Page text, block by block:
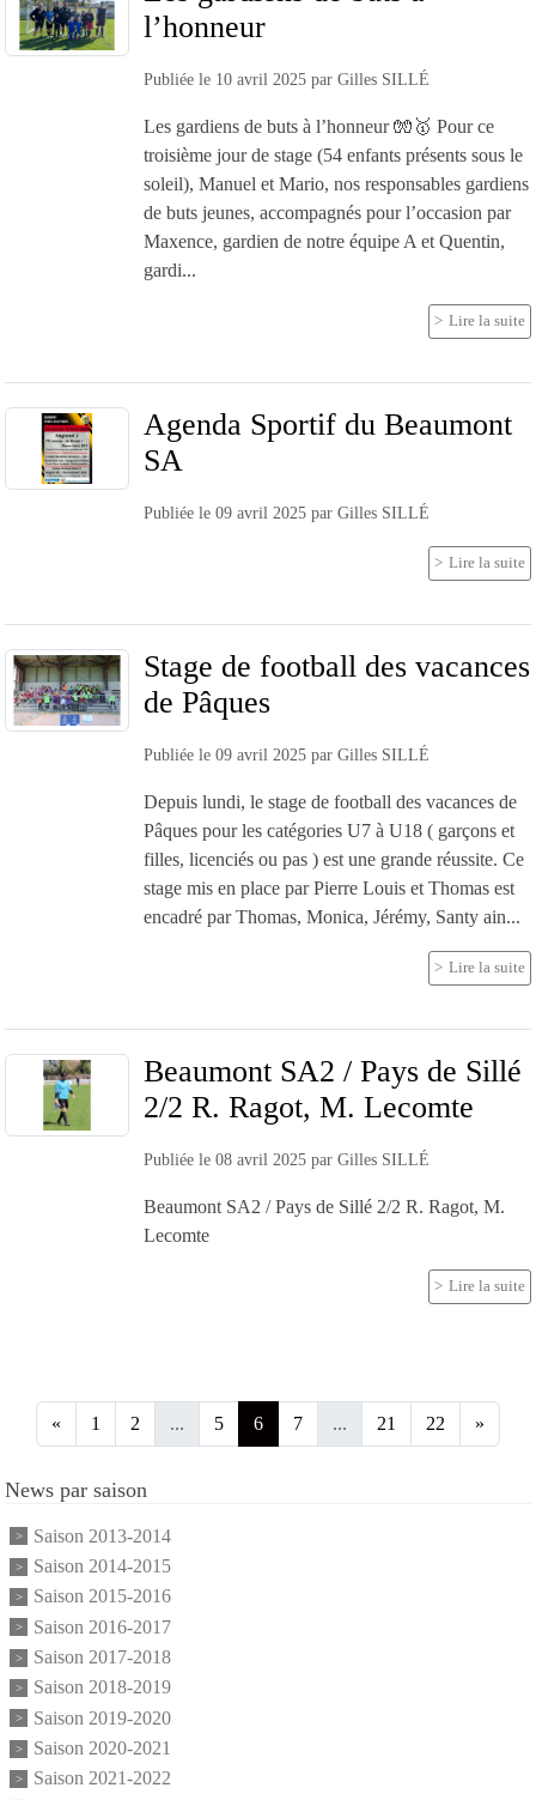
l’honneur
Publiée le 10 avril 2025 par Gilles SILLÉ
Les gardiens de buts à l’honneur 🧤🥇 Pour ce
troisième jour de stage (54 enfants présents sous le
soleil), Manuel et Mario, nos responsables gardiens
de buts jeunes, accompagnés pour l’occasion par
Maxence, gardien de notre équipe A et Quentin,
gardi...
Lire la suite
Agenda Sportif du Beaumont
SA
Publiée le 09 avril 2025 par Gilles SILLÉ
Lire la suite
Stage de football des vacances
de Pâques
Publiée le 09 avril 2025 par Gilles SILLÉ
Depuis lundi, le stage de football des vacances de
Pâques pour les catégories U7 à U18 ( garçons et
filles, licenciés ou pas ) est une grande réussite. Ce
stage mis en place par Pierre Louis et Thomas est
encadré par Thomas, Monica, Jérémy, Santy ain...
Lire la suite
Beaumont SA2 / Pays de Sillé
2/2 R. Ragot, M. Lecomte
Publiée le 08 avril 2025 par Gilles SILLÉ
Beaumont SA2 / Pays de Sillé 2/2 R. Ragot, M.
Lecomte
Lire la suite
« 1 2 ... 5 6 7 ... 21 22 »
News par saison
Saison 2013-2014
Saison 2014-2015
Saison 2015-2016
Saison 2016-2017
Saison 2017-2018
Saison 2018-2019
Saison 2019-2020
Saison 2020-2021
Saison 2021-2022